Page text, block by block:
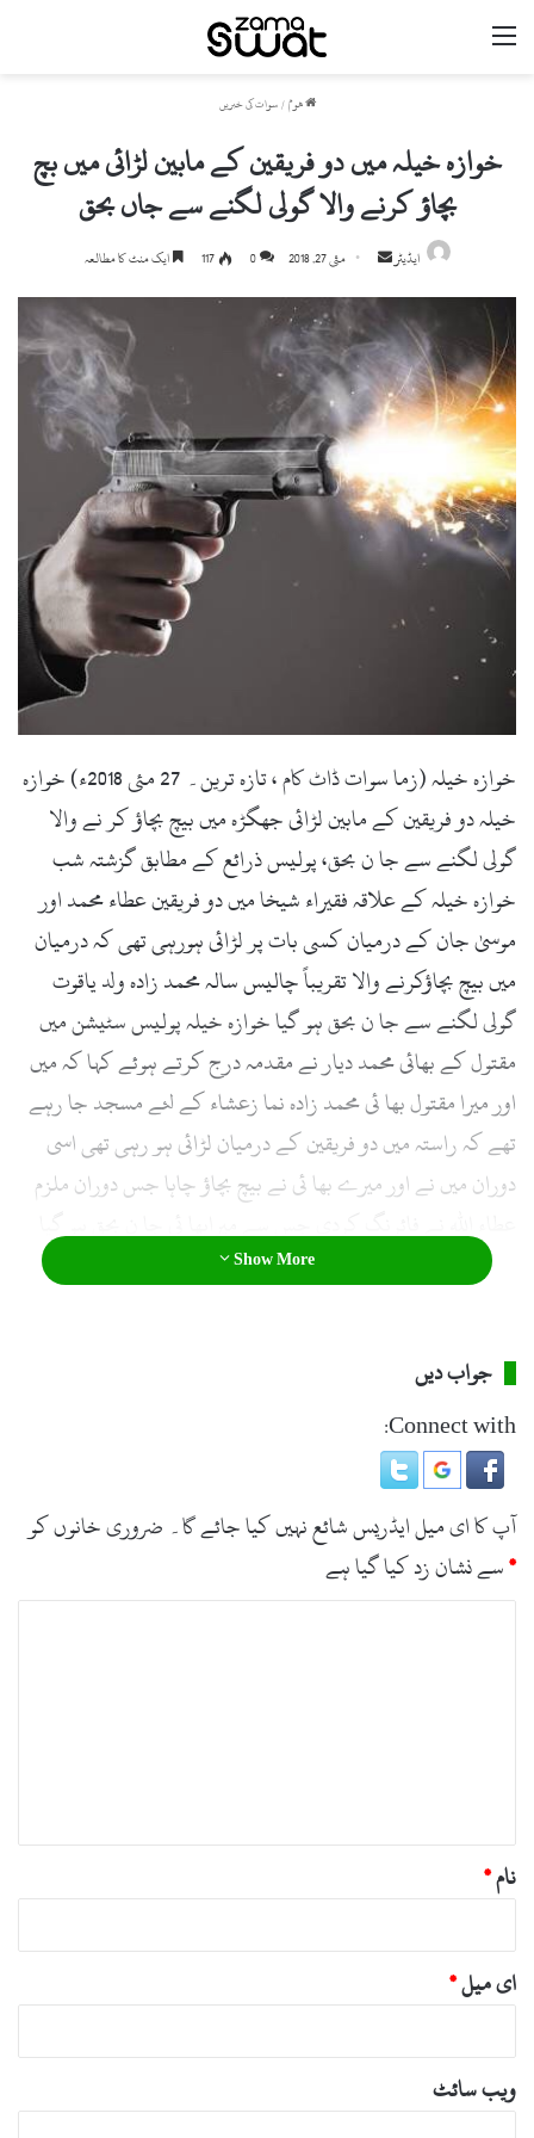
ھوم / سوات کی خبریں
خوازہ خیلہ میں دو فریقین کے مابین لڑائی میں بچ
بچاؤ کرنے والا گولی لگنے سے جاں بحق
ایڈیٹر
d
a
n
e
a
i
مئی 27, 2018 0
117 ایک منٹ کا مطالعہ
خوازہ خیلہ (زما سوات ڈاٹ کام ، تازہ ترین۔ 27 مئی 2018ء) خوازہ
خیلہ دو فریقین کے مابین لڑائی جھگڑہ میں بیچ بچاؤ کر نے والا
گولی لگنے سے جا ن بحق، پولیس ذرائع کے مطابق گزشتہ شب
خوازہ خیلہ کے علاقہ فقیراء شیخا میں دو فریقین عطاء محمد اور
موسیٰ جان کے درمیان کسی بات پر لڑائی ہورہی تھی کہ درمیان
میں بیچ بچاؤکرنے والا تقریباً چالیس سالہ محمد زادہ ولد یاقوت
گولی لگنے سے جا ن بحق ہو گیا خوازہ خیلہ پولیس سٹیشن میں
مقتول کے بھائی محمد دیار نے مقدمہ درج کرتے ہوئے کہا کہ میں
اور میرا مقتول بھا ئی محمد زادہ نما زعشاء کے لئے مسجد جا رہے
تھے کہ راستہ میں دو فریقین کے درمیان لڑائی ہو رہی تھی اسی
دوران میں نے اور میرے بھا ئی نے بیچ بچاؤ چاہا جس دوران ملزم
خوازہ خیلہ پولیس نے مقدمہ درج کر تے ہوئے تفتیش شروع
Show More
جواب دیں
Connect with:
آپ کا ای میل ایڈریس شائع نہیں کیا جائے گا۔ ضروری خانوں کو
*سے نشان زد کیا گیا ہے
نام*
ای میل*
ویب‌ سائٹ